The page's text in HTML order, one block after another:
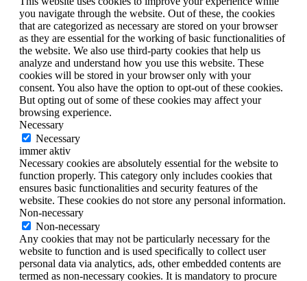
you navigate through the website. Out of these, the cookies
that are categorized as necessary are stored on your browser
as they are essential for the working of basic functionalities of
the website. We also use third-party cookies that help us
analyze and understand how you use this website. These
cookies will be stored in your browser only with your
consent. You also have the option to opt-out of these cookies.
But opting out of some of these cookies may affect your
browsing experience.
Necessary
Necessary
immer aktiv
Necessary cookies are absolutely essential for the website to
function properly. This category only includes cookies that
ensures basic functionalities and security features of the
website. These cookies do not store any personal information.
Non-necessary
Non-necessary
Any cookies that may not be particularly necessary for the
website to function and is used specifically to collect user
personal data via analytics, ads, other embedded contents are
termed as non-necessary cookies. It is mandatory to procure